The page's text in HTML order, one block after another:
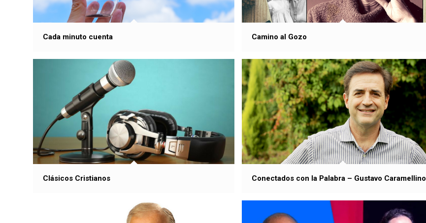
Cada minuto cuenta Camino al Gozo
Clásicos Cristianos Conectados con la Palabra – Gustavo Caramellino